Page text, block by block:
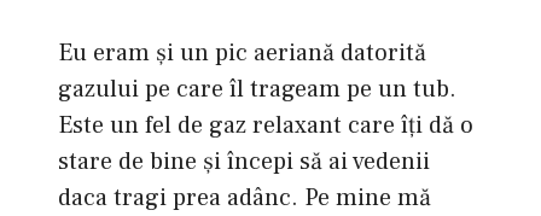
Eu eram şi un pic aeriană datorită
gazului pe care îl trageam pe un tub.
Este un fel de gaz relaxant care îţi dă o
stare de bine şi începi să ai vedenii
daca tragi prea adânc. Pe mine mă